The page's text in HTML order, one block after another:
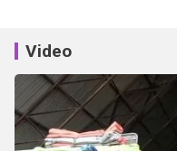
Video